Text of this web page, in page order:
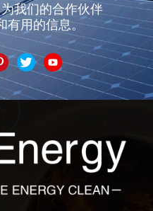
我们的合作伙伴
有用的信息。